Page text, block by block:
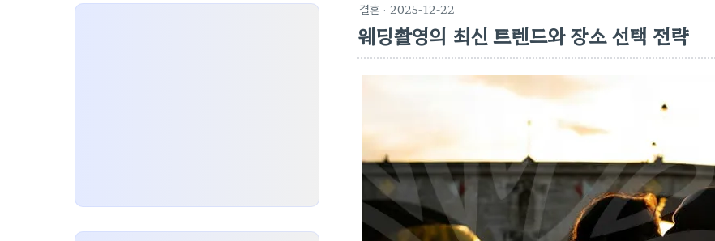
결혼 · 2025-12-22
웨딩촬영의 최신 트렌드와 장소 선택 전략